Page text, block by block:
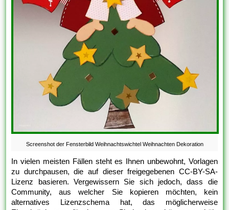
Screenshot der Fensterbild Weihnachtswichtel Weihnachten Dekoration
In vielen meisten Fällen steht es Ihnen unbewohnt, Vorlagen
zu durchpausen, die auf dieser freigegebenen CC-BY-SA-
Lizenz basieren. Vergewissern Sie sich jedoch, dass die
Community, aus welcher Sie kopieren möchten, kein
alternatives Lizenzschema hat, das möglicherweise